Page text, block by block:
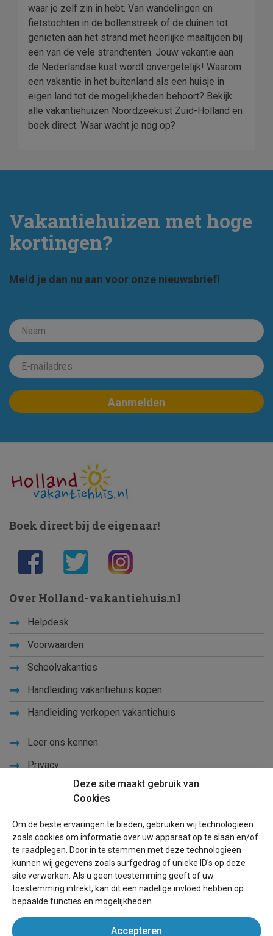
waar je zelf zin in hebt. Van wandelingen en
fietstochten in de bollenstreek of de duinen tot
genieten aan het strand met heerlijke maaltijden bij
een van de vele strandtenten. Jouw vakantie aan
de Nederlandse kust wordt onvergetelijk! Waarom
een vakantie in het buitenland als een huisje in
eigen land tot de mogelijkheden behoort? Bekijk
alle vakantiehuizen Noordzeekust Zuid-Holland en
boek direct. Waar wacht je nog op?
Vakantiehuizen met hoge
kortingen?
Meld je dan nu aan voor onze nieuwsbrief!
Deze site maakt gebruik van
Cookies
Om de beste ervaringen te bieden, gebruiken wij technologieën
zoals cookies om informatie over uw apparaat op te slaan en/of
te raadplegen. Door in te stemmen met deze technologieën
kunnen wij gegevens zoals surfgedrag of unieke ID's op deze
site verwerken. Als u geen toestemming geeft of uw
toestemming intrekt, kan dit een nadelige invloed hebben op
bepaalde functies en mogelijkheden.
Accepteren
Boek direct bij de eigenaar!
Over Holland-vakantiehuis.nl
Helpdesk
Voorwaarden
Schoolvakanties
Handleiding vakantiehuis kopen
Handleiding verkopen vakantiehuis
Leer ons kennen
Privacy
Blog
Voor eigenaren
Een advertentie plaatsen